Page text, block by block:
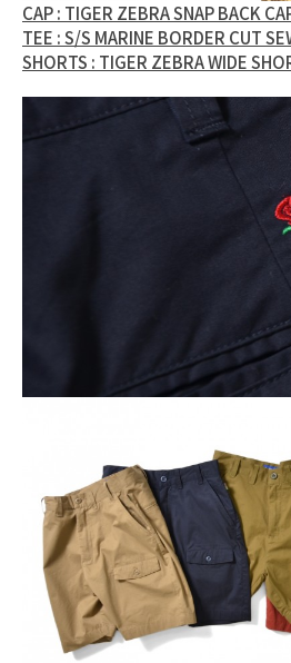
CAP : TIGER ZEBRA SNAP BACK
TEE : S/S MARINE BORDER CUT
SHORTS : TIGER ZEBRA WIDE